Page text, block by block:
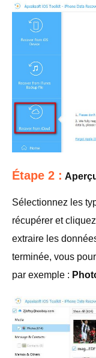
Étape 2 :
Sélectionnez les
récupérer et
extraire les
terminée, vous
par exemple :